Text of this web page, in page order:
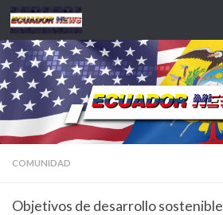
Saltar al contenido
COMUNIDAD
Objetivos de desarrollo sostenible